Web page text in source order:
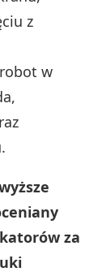
z
w
za